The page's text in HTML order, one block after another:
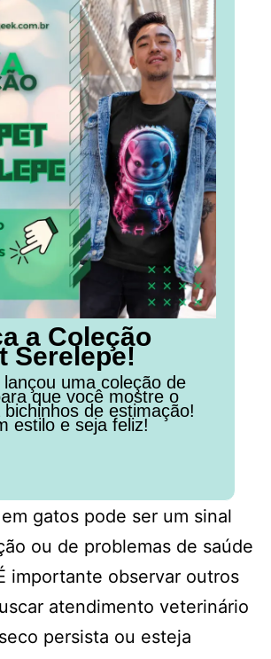
a Coleção
Serelepe!
uma coleção de
que você mostre o
de estimação!
estilo e seja feliz!
gatos pode ser um sinal
ou de problemas de saúde
importante observar outros
atendimento veterinário
persista ou esteja